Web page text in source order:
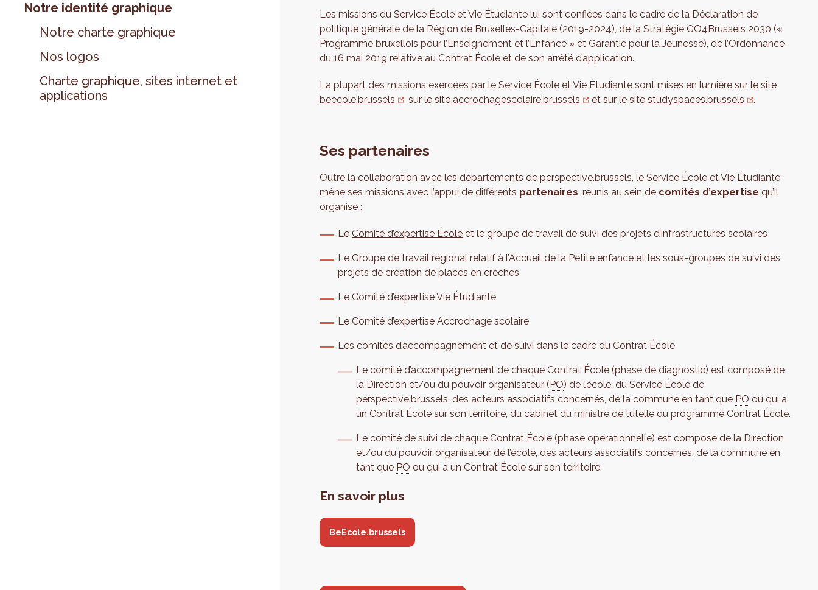
Notre identité graphique
Notre charte graphique
Nos logos
Charte graphique, sites internet et
applications
Les missions du Service École et Vie Étudiante lui sont confiées dans le cadre de la Déclaration de
politique générale de la Région de Bruxelles-Capitale (2019-2024), de la Stratégie GO4Brussels 2030 («
Programme bruxellois pour l’Enseignement et l’Enfance » et Garantie pour la Jeunesse), de l’Ordonnance
du 16 mai 2019 relative au Contrat École et de son arrêté d’application.
La plupart des missions exercées par le Service École et Vie Étudiante sont mises en lumière sur le site
beecole.brussels
, sur le site accrochagescolaire.brussels et sur le sitestudyspaces.brussels .
Ses partenaires
Outre la collaboration avec les départements de perspective.brussels, le Service École et Vie Étudiante
mène ses missions avec l’appui de différents partenaires, réunis au sein de comités d’expertise qu’il
organise :
LeComité d’expertise École et le groupe de travail de suivi des projets d’infrastructures scolaires
Le Groupe de travail régional relatif à l’Accueil de la Petite enfance et les sous-groupes de suivi des
projets de création de places en crèches
Le Comité d’expertise Vie Étudiante
Le Comité d’expertise Accrochage scolaire
Les comités d’accompagnement et de suivi dans le cadre du Contrat École
Le comité d’accompagnement de chaque Contrat École (phase de diagnostic) est composé de
la Direction et/ou du pouvoir organisateur (PO) de l’école, du Service École de
perspective.brussels, des acteurs associatifs concernés, de la commune en tant que PO ou qui a
un Contrat École sur son territoire, du cabinet du ministre de tutelle du programme Contrat École.
Le comité de suivi de chaque Contrat École (phase opérationnelle) est composé de la Direction
et/ou du pouvoir organisateur de l’école, des acteurs associatifs concernés, de la commune en
tant que PO ou qui a un Contrat École sur son territoire.
En savoir plus
BeEcole.brussels